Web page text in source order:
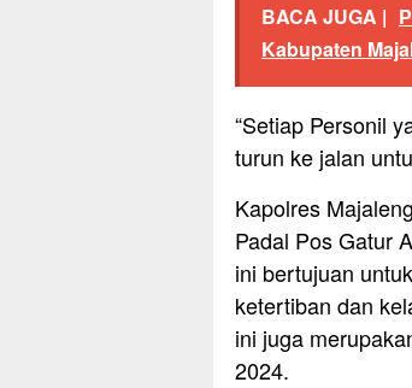
BACA JUGA |
Kabupaten
“Setiap Personil
turun ke jalan
Kapolres
Padal Pos Gatur
ini bertujuan
ketertiban dan
ini juga
2024.